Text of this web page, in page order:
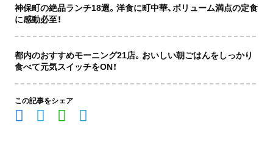
神保町の絶品ランチ18選。洋食に町中華、ボリューム満点の定食
に感動必至！
都内のおすすめモーニング21店。おいしい朝ごはんをしっかり
食べて元気スイッチをON！
この記事をシェア